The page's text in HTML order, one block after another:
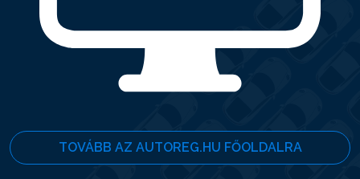
TOVÁBB AZ AUTOREG.HU FŐOLDALRA